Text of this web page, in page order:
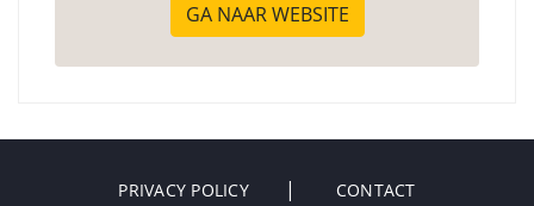
GA NAAR WEBSITE
PRIVACY POLICY CONTACT